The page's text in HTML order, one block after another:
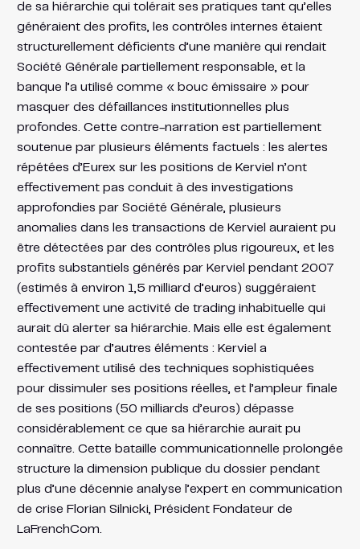
de sa hiérarchie qui tolérait ses pratiques tant qu’elles
généraient des profits, les contrôles internes étaient
structurellement déficients d’une manière qui rendait
Société Générale partiellement responsable, et la
banque l’a utilisé comme « bouc émissaire » pour
masquer des défaillances institutionnelles plus
profondes. Cette contre-narration est partiellement
soutenue par plusieurs éléments factuels : les alertes
répétées d’Eurex sur les positions de Kerviel n’ont
effectivement pas conduit à des investigations
approfondies par Société Générale, plusieurs
anomalies dans les transactions de Kerviel auraient pu
être détectées par des contrôles plus rigoureux, et les
profits substantiels générés par Kerviel pendant 2007
(estimés à environ 1,5 milliard d’euros) suggéraient
effectivement une activité de trading inhabituelle qui
aurait dû alerter sa hiérarchie. Mais elle est également
contestée par d’autres éléments : Kerviel a
effectivement utilisé des techniques sophistiquées
pour dissimuler ses positions réelles, et l’ampleur finale
de ses positions (50 milliards d’euros) dépasse
considérablement ce que sa hiérarchie aurait pu
connaître. Cette bataille communicationnelle prolongée
structure la dimension publique du dossier pendant
plus d’une décennie analyse l’expert en communication
de crise Florian Silnicki, Président Fondateur de
LaFrenchCom.